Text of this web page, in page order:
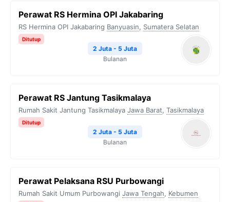
Perawat RS Hermina OPI Jakabaring
RS Hermina OPI Jakabaring Banyuasin, Sumatera Selatan
Ditutup
2 Juta - 5 Juta
Bulanan
Perawat RS Jantung Tasikmalaya
Rumah Sakit Jantung Tasikmalaya Jawa Barat, Tasikmalaya
Ditutup
2 Juta - 5 Juta
Bulanan
Perawat Pelaksana RSU Purbowangi
Rumah Sakit Umum Purbowangi Jawa Tengah, Kebumen